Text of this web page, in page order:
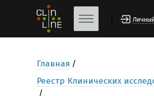
Главная
Реестр Клинических